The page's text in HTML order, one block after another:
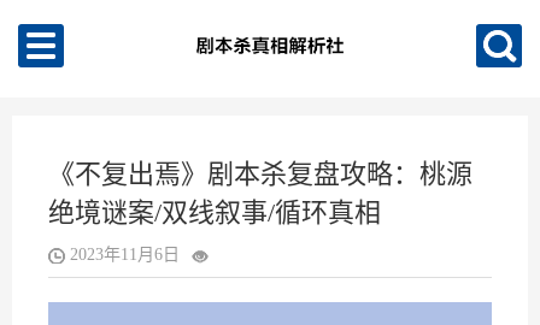
《不复出焉》剧本杀复盘攻略：桃源
绝境谜案/双线叙事/循环真相
2023年11月6日